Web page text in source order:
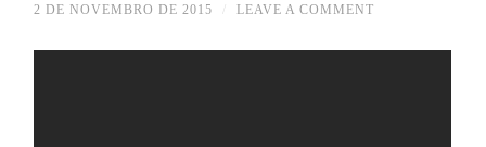
2 DE NOVEMBRO DE 2015 LEAVE A COMMENT